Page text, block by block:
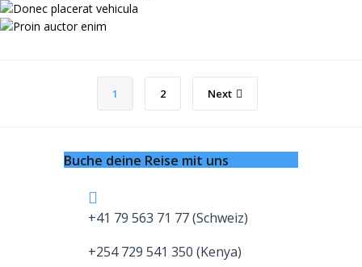
1 2 Next
Buche deine Reise mit uns
+41 79 563 71 77 (Schweiz)
+254 729 541 350 (Kenya)